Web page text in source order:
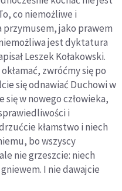
co niemożliwe i
przymusem, jako prawem
jest dyktatura
Leszek Kołakowski.
zwróćmy się po
się odnawiać Duchowi w
w nowego człowieka,
i
kłamstwo i niech
bo wszyscy
nie grzeszcie: niech
I nie dawajcie